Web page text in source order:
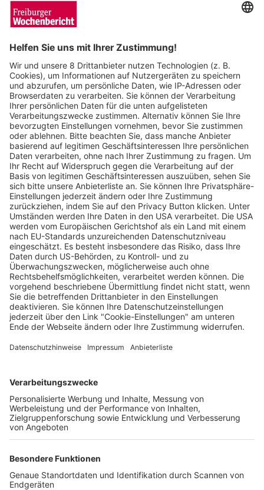
Dieses Lächeln bringt den Tod: Die
Fortsetzung des Horrorhits „Smile“
Wochenbericht 15.10.2024
Freiburger Wochenbericht
Der Wochenbericht
wurde zum 31. Juli 2026
eingestellt.